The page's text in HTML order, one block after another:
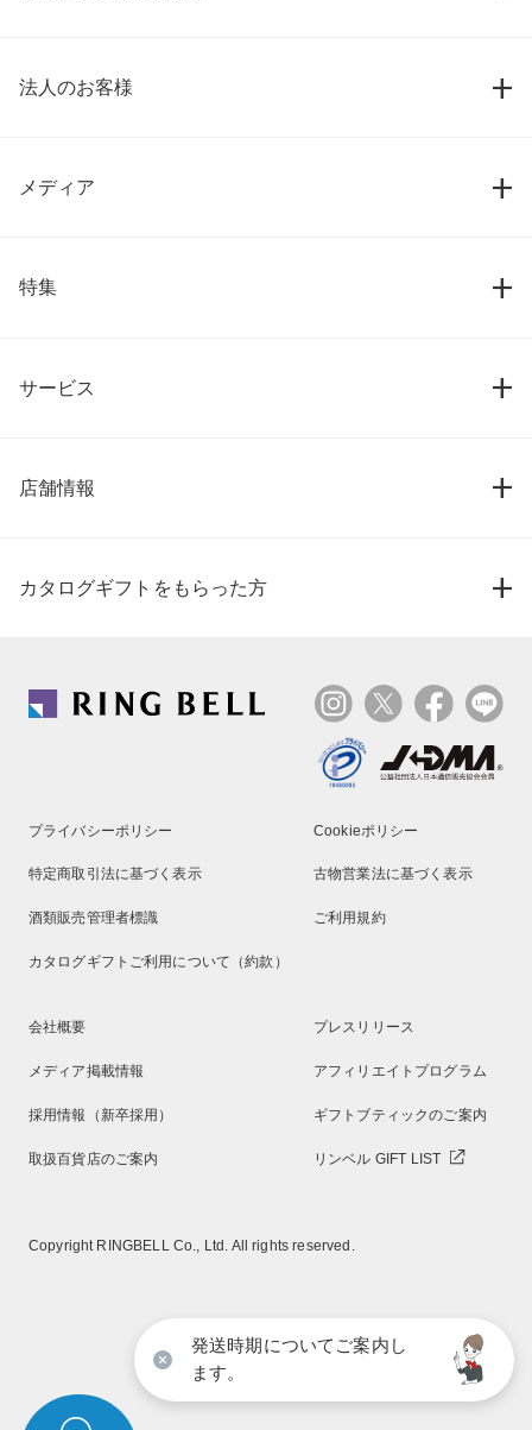
法人のお客様
メディア
特集
サービス
店舗情報
カタログギフトをもらった方
プライバシーポリシー Cookieポリシー
特定商取引法に基づく表示 古物営業法に基づく表示
酒類販売管理者標識 ご利用規約
カタログギフトご利用について（約款）
会社概要 プレスリリース
メディア掲載情報 アフィリエイトプログラム
採用情報（新卒採用） ギフトブティックのご案内
取扱百貨店のご案内 リンベル GIFT LIST
Copyright RINGBELL Co., Ltd. All rights reserved.
発送時期についてご案内し
ます。